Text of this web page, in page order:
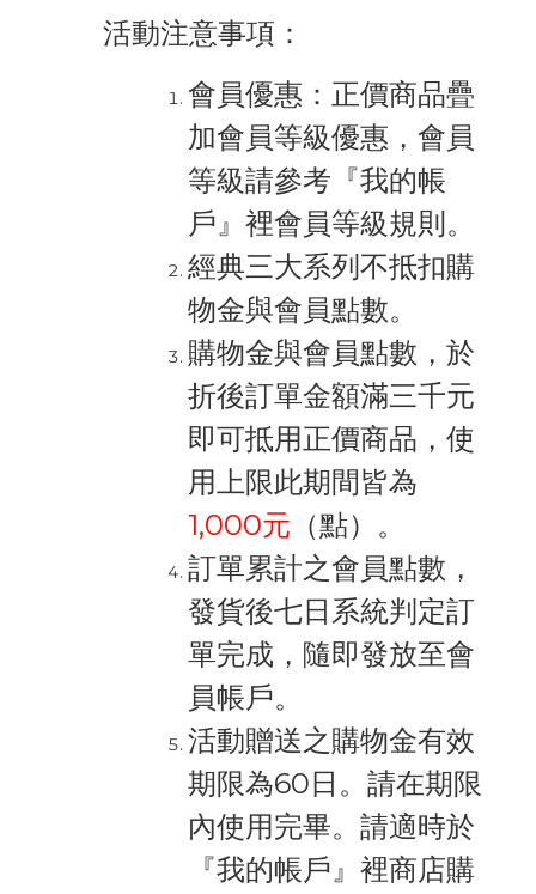
活動注意事項：
會員優惠：正價商品疊
加會員等級優惠，會員
等級請參考『我的帳
戶』裡會員等級規則。
經典三大系列不抵扣購
物金與會員點數。
購物金與會員點數，於
折後訂單金額滿三千元
即可抵用正價商品，使
用上限此期間皆為
1,000元 （點）。
訂單累計之會員點數，
發貨後七日系統判定訂
單完成，隨即發放至會
員帳戶。
活動贈送之購物金有效
期限為60日。請在期限
內使用完畢。請適時於
『我的帳戶』裡商店購